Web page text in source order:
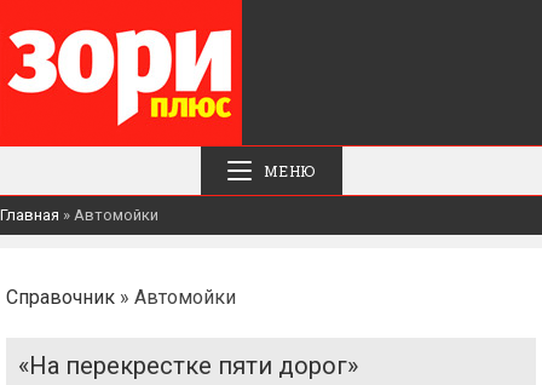
МЕНЮ
Главная » Автомойки
Справочник » Автомойки
«На перекрестке пяти дорог»